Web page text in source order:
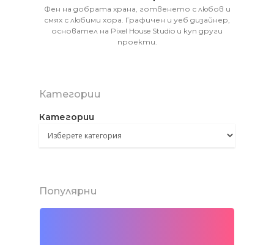
Фен на добрата храна, готвенето с любов и
смях с любими хора. Графичен и уеб дизайнер,
основател на Pixel House Studio и куп други
проекти.
Категории
Категории
Популярни